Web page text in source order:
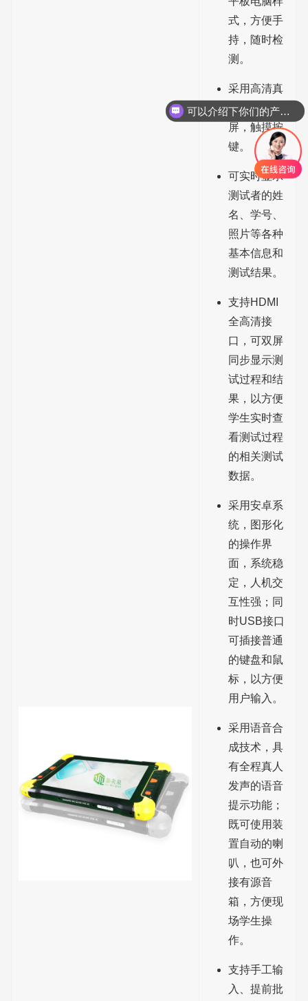
式，方便手
持，随时检
测。
采用高清真
彩LCD液晶
屏，触摸按
键。
可实时显示
测试者的姓
名、学号、
照片等各种
基本信息和
测试结果。
支持HDMI
全高清接
口，可双屏
同步显示测
试过程和结
果，以方便
学生实时查
看测试过程
的相关测试
数据。
采用安卓系
统，图形化
的操作界
面，系统稳
定，人机交
互性强；同
时USB接口
可插接普通
的键盘和鼠
标，以方便
用户输入。
采用语音合
成技术，具
有全程真人
发声的语音
提示功能；
既可使用装
置自动的喇
叭，也可外
接有源音
箱，方便现
场学生操
作。
支持手工输
入、提前批
可以介绍下你们的产品么？